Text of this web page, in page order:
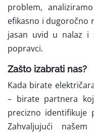
problem,
efikasno i dugoročno
jasan uvid u nalaz i
popravci.
Zašto izabrati nas?
Kada birate
– birate partnera
precizno identifikuje
Zahvaljujući